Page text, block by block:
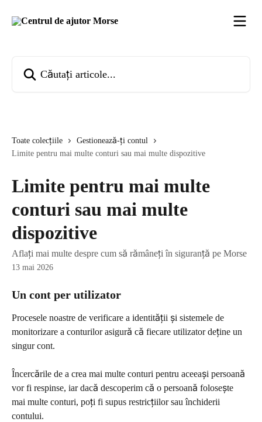
Toate colecțiile
Gestionează-ți contul
Limite pentru mai multe conturi sau mai multe dispozitive
Limite pentru mai multe
conturi sau mai multe
dispozitive
Aflați mai multe despre cum să rămâneți în siguranță pe Morse
13 mai 2026
Un cont per utilizator
Procesele noastre de verificare a identității și sistemele de
monitorizare a conturilor asigură că fiecare utilizator deține un
singur cont.
Încercările de a crea mai multe conturi pentru aceeași persoană
vor fi respinse, iar dacă descoperim că o persoană folosește
mai multe conturi, poți fi supus restricțiilor sau închiderii
contului.